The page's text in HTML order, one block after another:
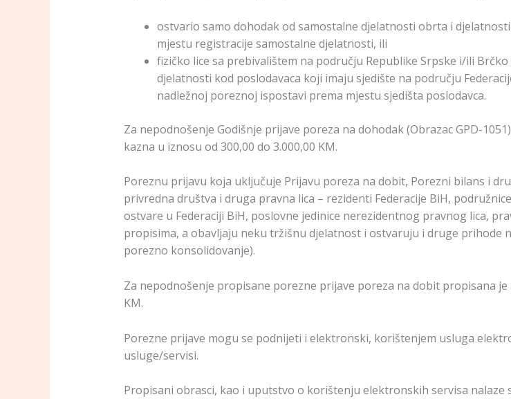
ostvario samo dohodak od samostalne djelatnosti obrta i
mjestu registracije samostalne djelatnosti, ili
fizičko lice sa prebivalištem na području Republike Srpske i/ili
djelatnosti kod poslodavaca koji imaju sjedište na području
nadležnoj poreznoj ispostavi prema mjestu sjedišta poslodavca.
Za nepodnošenje Godišnje prijave poreza na dohodak (Obrazac GPD-
kazna u iznosu od 300,00 do 3.000,00 KM.
Poreznu prijavu koja uključuje Prijavu poreza na dobit, Porezni bilans i
privredna društva i druga pravna lica – rezidenti Federacije BiH,
ostvare u Federaciji BiH, poslovne jedinice nerezidentnog pravnog lica,
propisima, a obavljaju neku tržišnu djelatnost i ostvaruju i druge
porezno konsolidovanje).
Za nepodnošenje propisane porezne prijave poreza na dobit propisana je
KM.
Porezne prijave mogu se podnijeti i elektronski, korištenjem usluga
usluge/servisi.
Propisani obrasci, kao i uputstvo o korištenju elektronskih servisa nalaze